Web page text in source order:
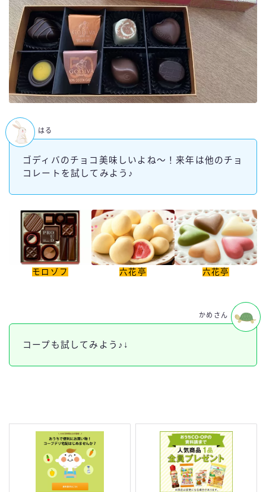
ゴディバのチョコ美味しいよね～！来年は他のチョ
コレートを試してみよう♪
はる
モロゾフ 六花亭 六花亭
コープも試してみよう♪↓
かめさん